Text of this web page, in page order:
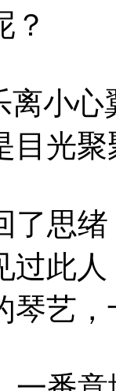
？
小心
目光
思绪
过此
琴艺